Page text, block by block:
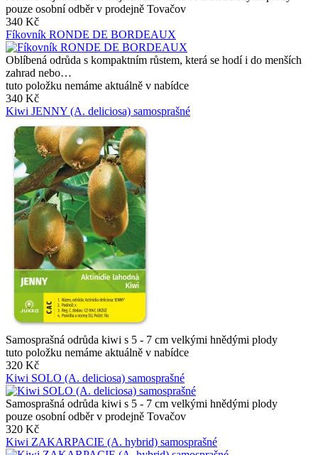
pouze osobní odběr v prodejně Tovačov
340 Kč
Fíkovník RONDE DE BORDEAUX
Oblíbená odrůda s kompaktním růstem, která se hodí i do menších
zahrad nebo…
tuto položku nemáme aktuálně v nabídce
340 Kč
Kiwi JENNY (A. deliciosa) samosprašné
Samosprašná odrůda kiwi s 5 - 7 cm velkými hnědými plody
tuto položku nemáme aktuálně v nabídce
320 Kč
Kiwi SOLO (A. deliciosa) samosprašné
Samosprašná odrůda kiwi s 5 - 7 cm velkými hnědými plody
pouze osobní odběr v prodejně Tovačov
320 Kč
Kiwi ZAKARPACIE (A. hybrid) samosprašné